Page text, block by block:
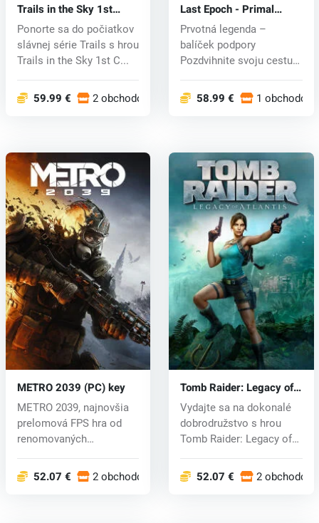
Trails in the Sky 1st
Chapter (PC) key
Ponorte sa do počiatkov
slávnej série Trails s hrou
Trails in the Sky 1st C...
59.99 € 2 obchodoch
Last Epoch - Primal
Legend Supporter Pack
(PC) key
Prvotná legenda –
balíček podpory
Pozdvihnite svoju cestu
58.99 € 1 obchodoch
METRO 2039 (PC) key
METRO 2039, najnovšia
prelomová FPS hra od
renomovaných
52.07 € 2 obchodoch
Tomb Raider: Legacy of
Atlantis (PC) key
Vydajte sa na dokonalé
dobrodružstvo s hrou
Tomb Raider: Legacy of
52.07 € 2 obchodoch